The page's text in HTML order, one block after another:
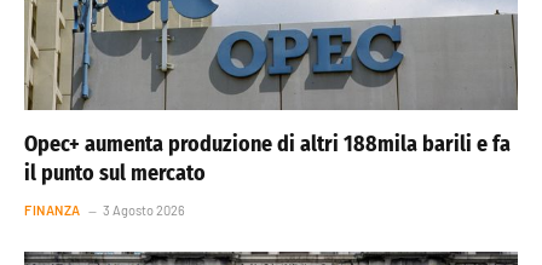
Opec+ aumenta produzione di altri 188mila barili e fa
il punto sul mercato
FINANZA 3 Agosto 2026